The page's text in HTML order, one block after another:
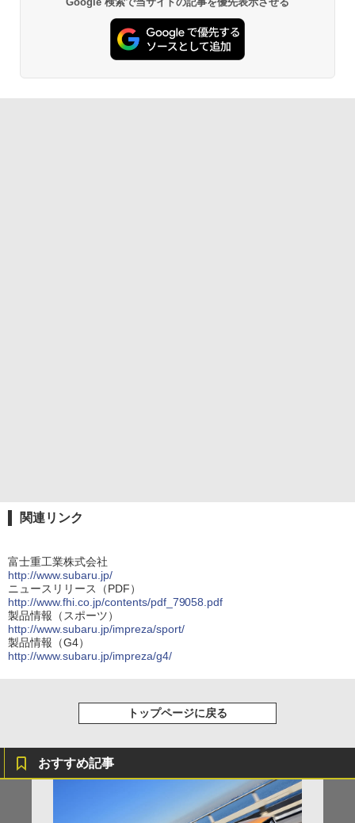
関連リンク
富士重工業株式会社
http://www.subaru.jp/
ニュースリリース（PDF）
http://www.fhi.co.jp/contents/pdf_79058.pdf
製品情報（スポーツ）
http://www.subaru.jp/impreza/sport/
製品情報（G4）
http://www.subaru.jp/impreza/g4/
トップページに戻る
おすすめ記事